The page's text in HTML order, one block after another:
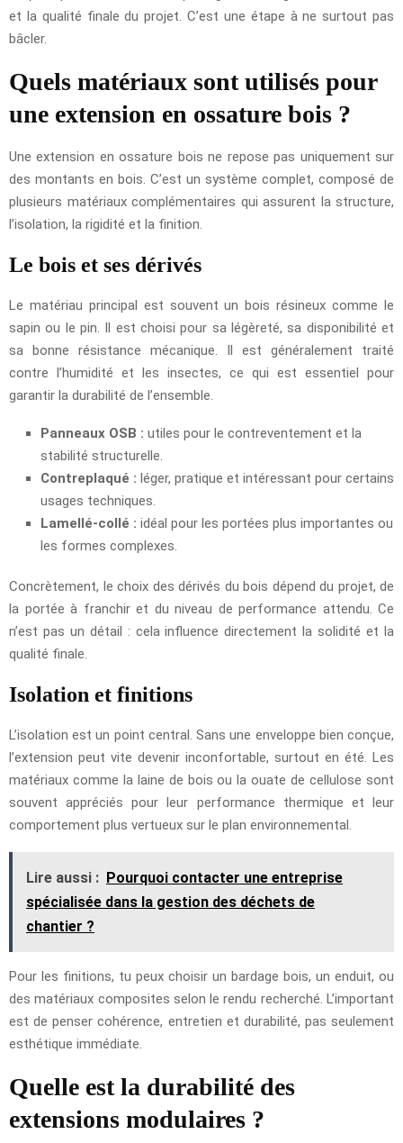
et la qualité finale du projet. C’est une étape à ne surtout pas
bâcler.
Quels matériaux sont utilisés pour
une extension en ossature bois ?
Une extension en ossature bois ne repose pas uniquement sur
des montants en bois. C’est un système complet, composé de
plusieurs matériaux complémentaires qui assurent la structure,
l’isolation, la rigidité et la finition.
Le bois et ses dérivés
Le matériau principal est souvent un bois résineux comme le
sapin ou le pin. Il est choisi pour sa légèreté, sa disponibilité et
sa bonne résistance mécanique. Il est généralement traité
contre l’humidité et les insectes, ce qui est essentiel pour
garantir la durabilité de l’ensemble.
Panneaux OSB : utiles pour le contreventement et la
stabilité structurelle.
Contreplaqué : léger, pratique et intéressant pour certains
usages techniques.
Lamellé-collé : idéal pour les portées plus importantes ou
les formes complexes.
Concrètement, le choix des dérivés du bois dépend du projet, de
la portée à franchir et du niveau de performance attendu. Ce
n’est pas un détail : cela influence directement la solidité et la
qualité finale.
Isolation et finitions
L’isolation est un point central. Sans une enveloppe bien conçue,
l’extension peut vite devenir inconfortable, surtout en été. Les
matériaux comme la laine de bois ou la ouate de cellulose sont
souvent appréciés pour leur performance thermique et leur
comportement plus vertueux sur le plan environnemental.
Lire aussi : Pourquoi contacter une entreprise
spécialisée dans la gestion des déchets de
chantier ?
Pour les finitions, tu peux choisir un bardage bois, un enduit, ou
des matériaux composites selon le rendu recherché. L’important
est de penser cohérence, entretien et durabilité, pas seulement
esthétique immédiate.
Quelle est la durabilité des
extensions modulaires ?